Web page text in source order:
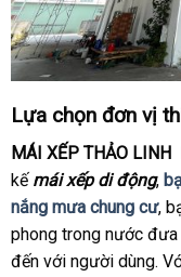
Lựa chọn đơn vị
MÁI XẾP THẢO LINH
kế mái xếp di động,
nắng mưa chung cư,
phong trong nước
đến với người dùng.